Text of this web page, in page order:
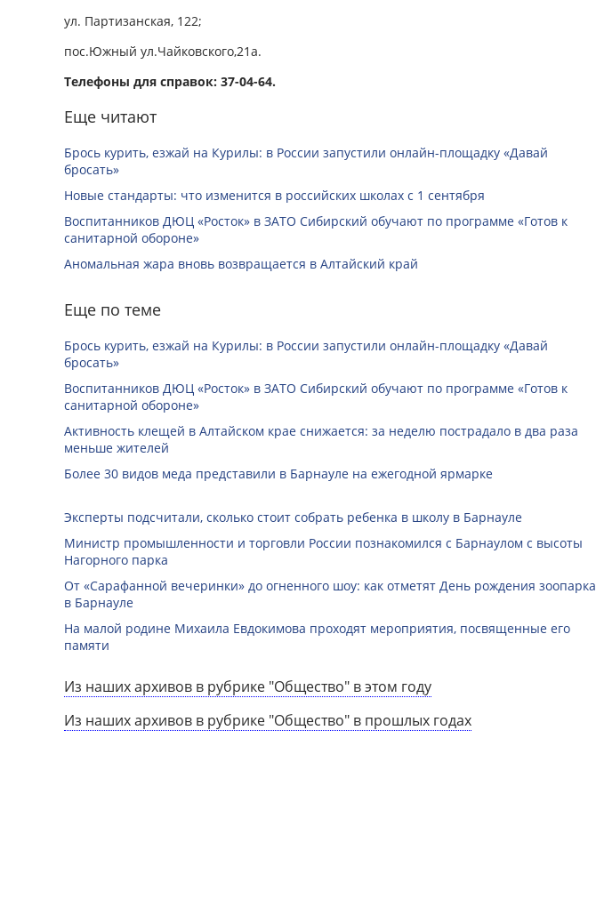
ул. Партизанская, 122;
пос.Южный ул.Чайковского,21а.
Телефоны для справок: 37-04-64.
Еще читают
Брось курить, езжай на Курилы: в России запустили онлайн-­площадку «Давай
бросать»
Новые стандарты: что изменится в российских школах с 1 сентября
Воспитанников ДЮЦ «Росток» в ЗАТО Сибирский обучают по программе «Готов к
санитарной обороне»
Аномальная жара вновь возвращается в Алтайский край
Еще по теме
Брось курить, езжай на Курилы: в России запустили онлайн-­площадку «Давай
бросать»
Воспитанников ДЮЦ «Росток» в ЗАТО Сибирский обучают по программе «Готов к
санитарной обороне»
Активность клещей в Алтайском крае снижается: за неделю пострадало в два раза
меньше жителей
Более 30 видов меда представили в Барнауле на ежегодной ярмарке
Эксперты подсчитали, сколько стоит собрать ребенка в школу в Барнауле
Министр промышленности и торговли России познакомился с Барнаулом с высоты
Нагорного парка
От «Сарафанной вечеринки» до огненного шоу: как отметят День рождения зоопарка
в Барнауле
На малой родине Михаила Евдокимова проходят мероприятия, посвященные его
памяти
Из наших архивов в рубрике "Общество" в этом году
Из наших архивов в рубрике "Общество" в прошлых годах